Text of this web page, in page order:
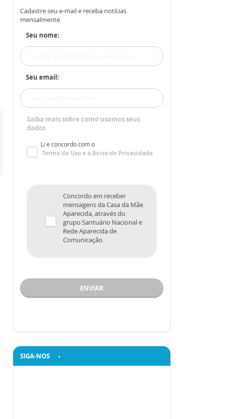
Cadastre seu e-mail e receba notícias
mensalmente
Seu nome:
Seu email:
Saiba mais sobre como usamos seus
dados
Li e concordo com o
Termo de Usoe oAviso de Privacidade
Concordo em receber
mensagens da Casa da Mãe
Aparecida, através do
grupo Santuário Nacional e
Rede Aparecida de
Comunicação
ENVIAR
SIGA-NOS